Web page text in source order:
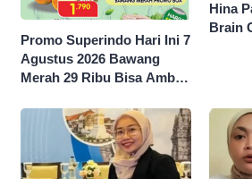
Promo Superindo Hari Ini 7
Agustus 2026 Bawang
Merah 29 Ribu Bisa Ambil
50 Persen
Hina
Brain